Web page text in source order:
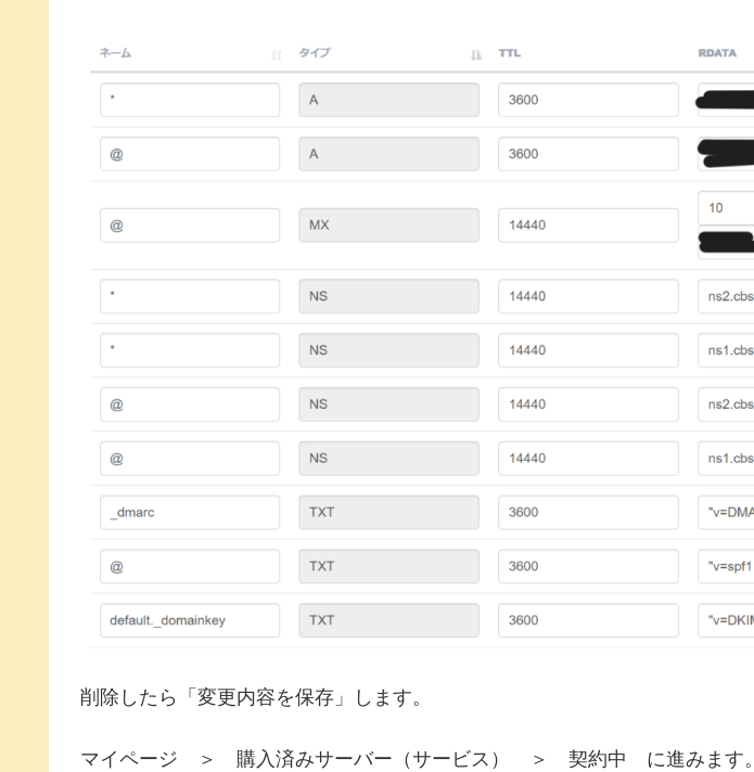
削除したら「変更内容を保存」します。
マイページ ＞ 購入済みサーバー（サービス） ＞ 契約中 に進みます。